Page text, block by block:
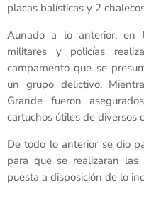
placas balísticas y 2
Aunado a lo anterior, en
militares y policías
campamento que se
un grupo delictivo.
Grande fueron
cartuchos útiles de diversos
De todo lo anterior se dio
para que se realizaran las
puesta a disposición de lo